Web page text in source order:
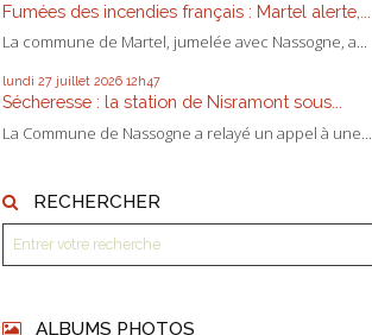
Fumées des incendies français : Martel alerte,...
La commune de Martel, jumelée avec Nassogne, a...
lundi 27 juillet 2026 12h47
Sécheresse : la station de Nisramont sous...
La Commune de Nassogne a relayé un appel à une...
RECHERCHER
ALBUMS PHOTOS